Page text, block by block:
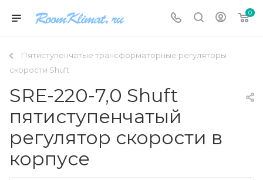
0
Пятиступенчатые трансформаторные регуляторы
скорости Shuft
SRE-220-7,0 Shuft
пятиступенчатый
регулятор скорости в
корпусе